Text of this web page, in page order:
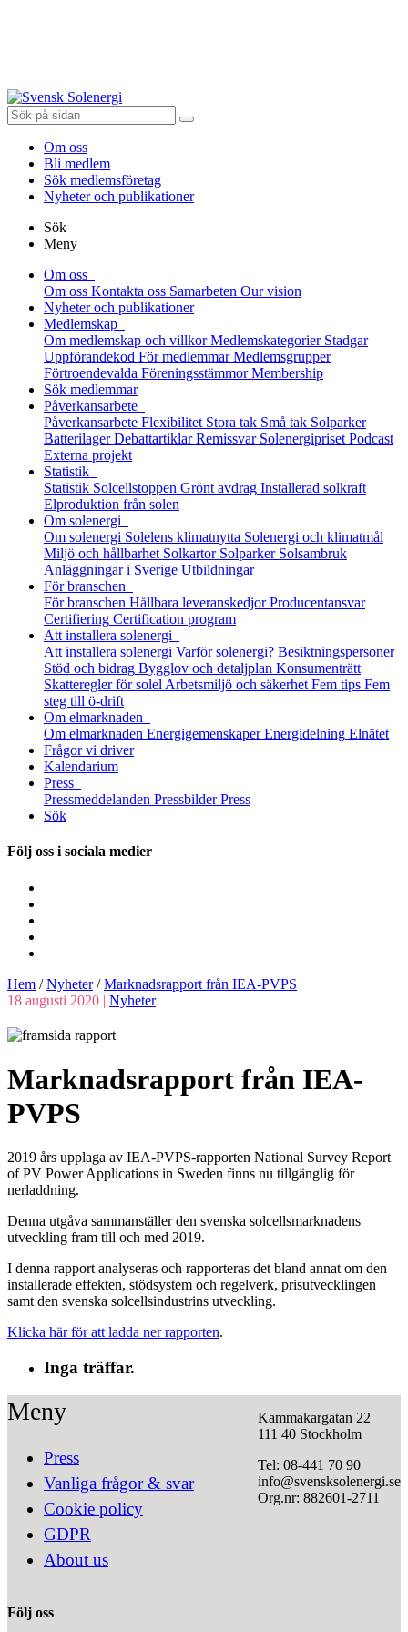
Om oss
Bli medlem
Sök medlemsföretag
Nyheter och publikationer
Sök
Meny
Om oss
Om oss Kontakta oss Samarbeten Our vision
Nyheter och publikationer
Medlemskap
Om medlemskap och villkor Medlemskategorier Stadgar
Uppförandekod För medlemmar Medlemsgrupper
Förtroendevalda Föreningsstämmor Membership
Sök medlemmar
Påverkansarbete
Påverkansarbete Flexibilitet Stora tak Små tak Solparker
Batterilager Debattartiklar Remissvar Solenergipriset Podcast
Externa projekt
Statistik
Statistik Solcellstoppen Grönt avdrag Installerad solkraft
Elproduktion från solen
Om solenergi
Om solenergi Solelens klimatnytta Solenergi och klimatmål
Miljö och hållbarhet Solkartor Solparker Solsambruk
Anläggningar i Sverige Utbildningar
För branschen
För branschen Hållbara leveranskedjor Producentansvar
Certifiering Certification program
Att installera solenergi
Att installera solenergi Varför solenergi? Besiktningspersoner
Stöd och bidrag Bygglov och detaljplan Konsumenträtt
Skatteregler för solel Arbetsmiljö och säkerhet Fem tips Fem
steg till ö-drift
Om elmarknaden
Om elmarknaden Energigemenskaper Energidelning Elnätet
Frågor vi driver
Kalendarium
Press
Pressmeddelanden Pressbilder Press
Sök
Följ oss i sociala medier
Hem /Nyheter/Marknads­rapport från IEA-PVPS
18 augusti 2020 | Nyheter
Marknads­rapport från IEA-
PVPS
2019 års upplaga av IEA-PVPS-rapporten National Survey Report
of PV Power Applications in Sweden finns nu tillgänglig för
nerladdning.
Denna utgåva sammanställer den svenska solcellsmarknadens
utveckling fram till och med 2019.
I denna rapport analyseras och rapporteras det bland annat om den
installerade effekten, stödsystem och regelverk, prisutvecklingen
samt den svenska solcellsindustrins utveckling.
Klicka här för att ladda ner rapporten.
Inga träffar.
Meny
Press
Vanliga frågor & svar
Cookie policy
GDPR
About us
Kammakargatan 22
111 40 Stockholm
Tel: 08-441 70 90
info@svensksolenergi.se
Org.nr: 882601-2711
Följ oss